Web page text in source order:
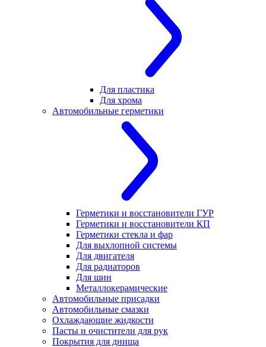
Для пластика
Для хрома
Автомобильные герметики
Герметики и восстановители ГУР
Герметики и восстановители КП
Герметики стекла и фар
Для выхлопной системы
Для двигателя
Для радиаторов
Для шин
Металлокерамические
Автомобильные присадки
Автомобильные смазки
Охлаждающие жидкости
Пасты и очистители для рук
Покрытия для днища